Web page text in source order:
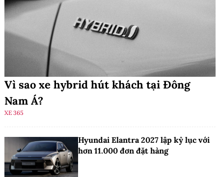
Vì sao xe hybrid hút khách tại Đông
Nam Á?
XE 365
Hyundai Elantra 2027 lập kỷ lục với
hơn 11.000 đơn đặt hàng